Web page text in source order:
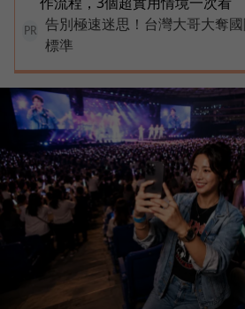
PR
告別極速迷思！台灣大哥大奪
標準